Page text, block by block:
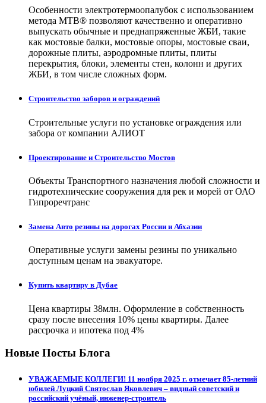
Особенности электротермоопалубок с использованием
метода МТВ® позволяют качественно и оперативно
выпускать обычные и преднапряженные ЖБИ, такие
как мостовые балки, мостовые опоры, мостовые сваи,
дорожные плиты, аэродромные плиты, плиты
перекрытия, блоки, элементы стен, колонн и других
ЖБИ, в том числе сложных форм.
Строительство заборов и ограждений
Строительные услуги по установке ограждения или
забора от компании АЛИОТ
Проектирование и Строительство Мостов
Объекты Транспортного назначения любой сложности и
гидротехнические сооружения для рек и морей от ОАО
Гипроречтранс
Замена Авто резины на дорогах России и Абхазии
Оперативные услуги замены резины по уникально
доступным ценам на эвакуаторе.
Купить квартиру в Дубае
Цена квартиры 38млн. Оформление в собственность
сразу после внесения 10% цены квартиры. Далее
рассрочка и ипотека под 4%
Новые Посты Блога
УВАЖАЕМЫЕ КОЛЛЕГИ! 11 ноября 2025 г. отмечает 85-летний
юбилей Луцкий Святослав Яковлевич – видный советский и
российский учёный, инженер-строитель